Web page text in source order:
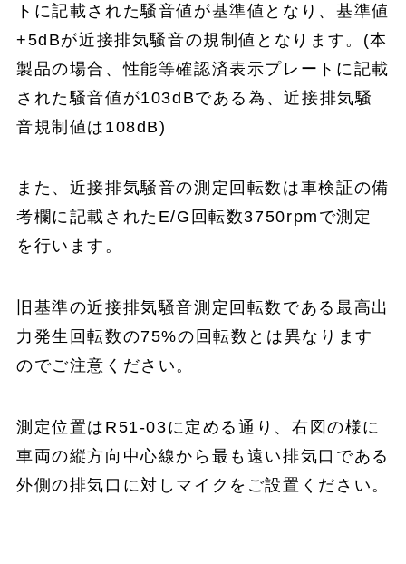
トに記載された騒音値が基準値となり、基準値
+5dBが近接排気騒音の規制値となります。(本
製品の場合、性能等確認済表示プレートに記載
された騒音値が103dBである為、近接排気騒
音規制値は108dB)
また、近接排気騒音の測定回転数は車検証の備
考欄に記載されたE/G回転数3750rpmで測定
を行います。
旧基準の近接排気騒音測定回転数である最高出
力発生回転数の75%の回転数とは異なります
のでご注意ください。
測定位置はR51-03に定める通り、右図の様に
車両の縦方向中心線から最も遠い排気口である
外側の排気口に対しマイクをご設置ください。